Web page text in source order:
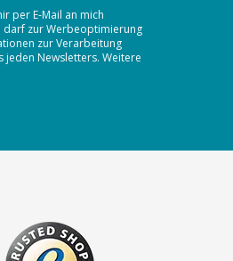
per E-Mail an mich
darf zur Werbeoptimierung
zur Verarbeitung
jeden Newsletters. Weitere